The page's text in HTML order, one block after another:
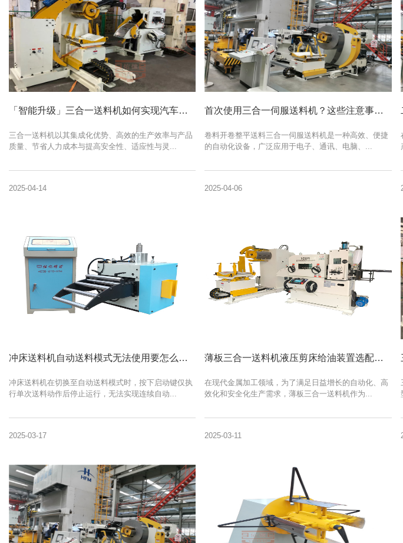
「智能升级」三合一送料机如何实现汽车配件冲压良品率提升30%+
三合一送料机以其集成化优势、高效的生产效率与产品
质量、节省人力成本与提高安全性、适应性与灵...
2025-04-14
首次使用三合一伺服送料机？这些注意事项助你高效安全操作
卷料开卷整平送料三合一伺服送料机是一种高效、便捷
的自动化设备，广泛应用于电子、通讯、电脑、...
2025-04-06
冲床送料机自动送料模式无法使用要怎么快速解决？
冲床送料机在切换至自动送料模式时，按下启动键仅执
行单次送料动作后停止运行，无法实现连续自动...
2025-03-17
薄板三合一送料机液压剪床给油装置选配装置功能讲解
在现代金属加工领域，为了满足日益增长的自动化、高
效化和安全化生产需求，薄板三合一送料机作为...
2025-03-11